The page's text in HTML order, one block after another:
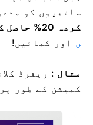
ساتھیوں کو
کردہ 20% حاصل کر سکتے ہیں!
ں اور کمائیں!
مثال
کمیشن کے طور پر $200 ملے